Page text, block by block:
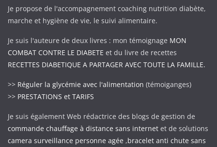
Je propose de l'accompagnement coaching nutrition diabète,
marche et hygiène de vie, le suivi alimentaire.
Je suis l'auteure de deux livres : mon témoignage MON
COMBAT CONTRE LE DIABETE et du livre de recettes
RECETTES DIABETIQUE A PARTAGER AVEC TOUTE LA FAMILLE.
>> Réguler la glycémie avec l'alimentation (témoiganges)
>> PRESTATIONS et TARIFS
Je suis également Web rédactrice des blogs de gestion de
commande chauffage à distance sans internet et de solutions
camera surveillance personne agée ,bracelet anti chute sans